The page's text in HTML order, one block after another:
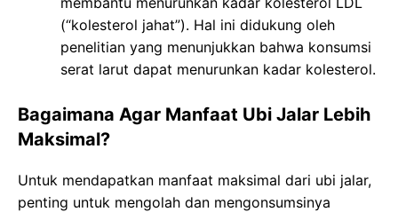
(“kolesterol jahat”). Hal ini didukung oleh
penelitian yang menunjukkan bahwa konsumsi
serat larut dapat menurunkan kadar kolesterol.
Bagaimana Agar Manfaat Ubi Jalar Lebih
Maksimal?
Untuk mendapatkan manfaat maksimal dari ubi jalar,
penting untuk mengolah dan mengonsumsinya